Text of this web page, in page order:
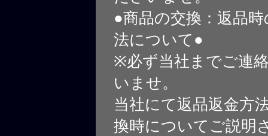
●商品の交換：返品
法について●
※必ず当社までご連
いませ。
当社にて返品返金方
換時についてご説明